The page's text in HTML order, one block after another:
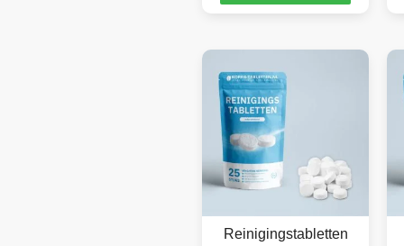
Reinigingstabletten